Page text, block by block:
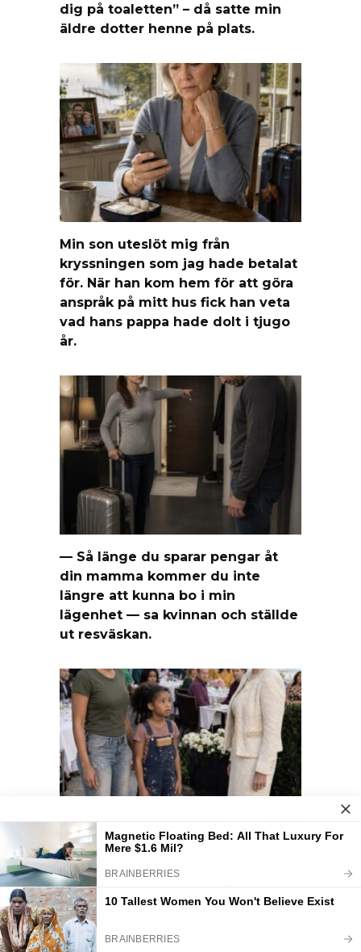
dig på toaletten” – då satte min
äldre dotter henne på plats.
Min son uteslöt mig från
kryssningen som jag hade betalat
för. När han kom hem för att göra
anspråk på mitt hus fick han veta
vad hans pappa hade dolt i tjugo
år.
— Så länge du sparar pengar åt
din mamma kommer du inte
längre att kunna bo i min
lägenhet — sa kvinnan och ställde
ut resväskan.
Min svärmor ljög om sin
”avslappnade grillfest” så att min
dotter och jag skulle dyka upp i
gamla kläder – men hennes
självgoda leende försvann i
samma ögonblick som min dotter